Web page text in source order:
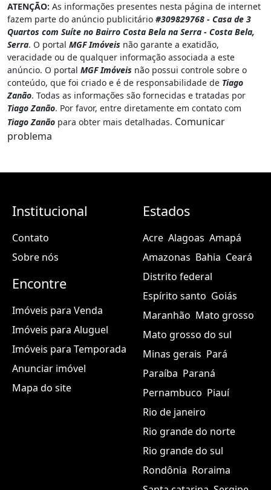
ATENÇÃO: As informações presentes nesta página de internet
fazem parte do anúncio publicitário #309829768 - Casa de 3
Quartos com Suíte no Bairro Costa Bela na Serra - Costa Bela,
Serra. O portal MGF Imóveis não garante a exatidão,
veracidade ou de qualquer informação associada a este
anúncio. O portal MGF Imóveis não possui controle sobre o
conteúdo, que foi criado e é de responsabilidade de Tiago
Zanão. Todas as informações são fornecidas e tratadas por
Tiago Zanão. Por favor, entre diretamente em contato com
Tiago Zanão para obter mais detalhadas. Comunicar
problema
Institucional
Contato
Sobre nós
Encontre
Imóveis para Venda
Imóveis para Aluguel
Imóveis para Temporada
Anunciar imóvel
Mapa do site
Estados
Acre Alagoas Amapá
Amazonas Bahia Ceará
Distrito federal
Espírito santo Goiás
Maranhão Mato grosso
Mato grosso do sul
Minas gerais Pará
Paraíba Paraná
Pernambuco Piauí
Rio de janeiro
Rio grande do norte
Rio grande do sul
Rondônia Roraima